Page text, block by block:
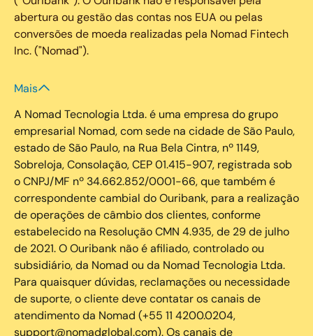
abertura ou gestão das contas nos EUA ou pelas
conversões de moeda realizadas pela Nomad Fintech
Inc. ("Nomad").
Mais
A Nomad Tecnologia Ltda. é uma empresa do grupo
empresarial Nomad, com sede na cidade de São Paulo,
estado de São Paulo, na Rua Bela Cintra, nº 1149,
Sobreloja, Consolação, CEP 01.415-907, registrada sob
o CNPJ/MF nº 34.662.852/0001-66, que também é
correspondente cambial do Ouribank, para a realização
de operações de câmbio dos clientes, conforme
estabelecido na Resolução CMN 4.935, de 29 de julho
de 2021. O Ouribank não é afiliado, controlado ou
subsidiário, da Nomad ou da Nomad Tecnologia Ltda.
Para quaisquer dúvidas, reclamações ou necessidade
de suporte, o cliente deve contatar os canais de
atendimento da Nomad (+55 11 4200.0204,
support@nomadglobal.com). Os canais de